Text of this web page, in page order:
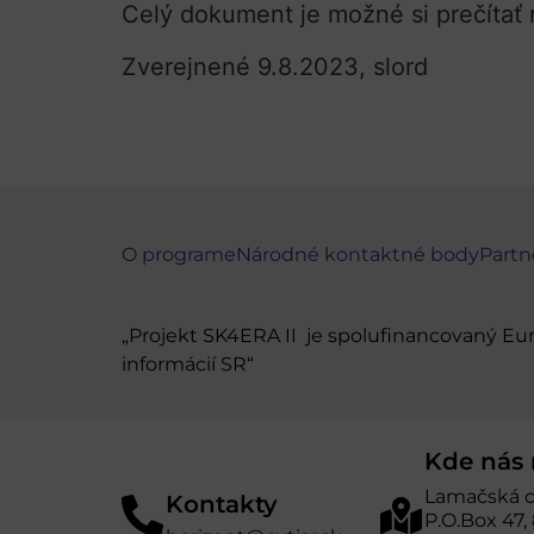
Celý dokument je možné si prečítať
Zverejnené 9.8.2023, slord
O programeNárodné kontaktné body
„Projekt SK4ERA II je spolufinancovaný
informácií SR“
Kontakty
Kde nás
Lamačská
P.O.Box